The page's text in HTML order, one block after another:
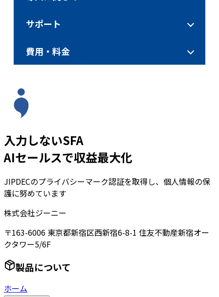
サポート
費用・料金
入力しないSFA
AIセールスで収益最大化
JIPDECのプライバシーマーク認証を取得し、個人情報の保
護に努めています
株式会社ジーニー
〒163-6006 東京都新宿区西新宿6-8-1 住友不動産新宿オー
クタワー5/6F
製品について
ホーム